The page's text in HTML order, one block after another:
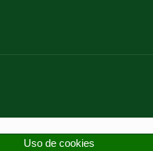
Uso de cookies